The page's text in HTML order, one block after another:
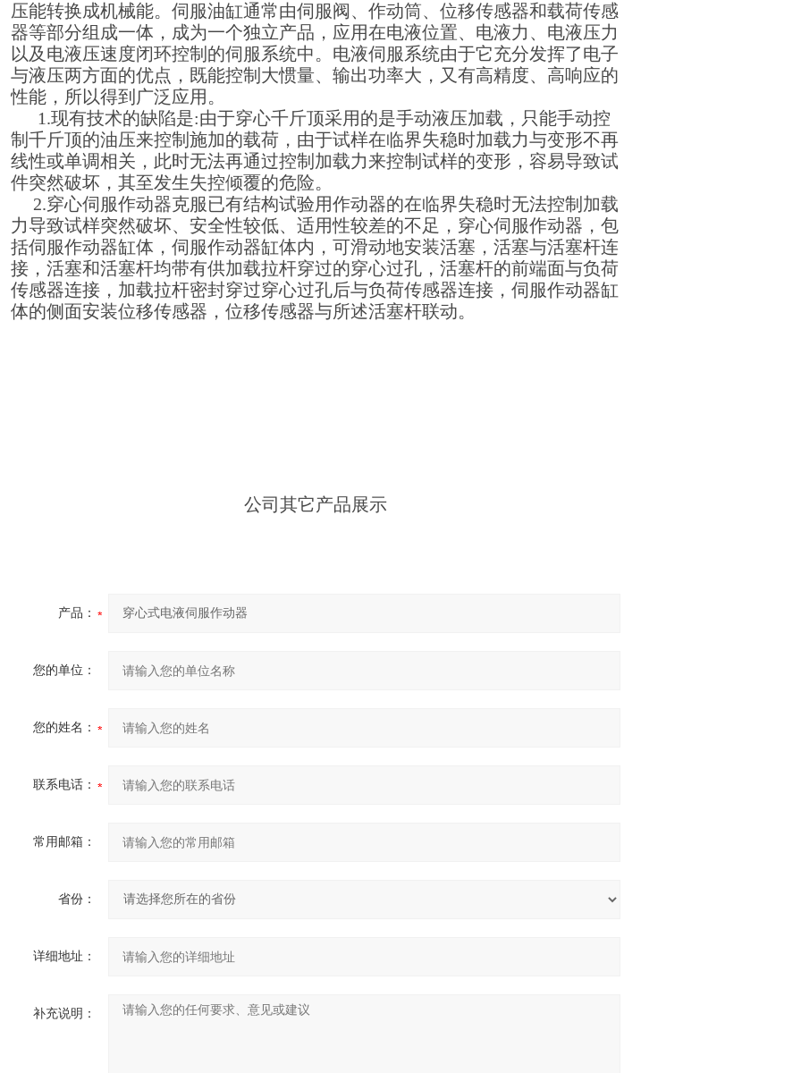
压能转换成机械能。伺服油缸通常由伺服阀、作动筒、位移传感器和载荷传感
器等部分组成一体，成为一个独立产品，应用在电液位置、电液力、电液压力
以及电液压速度闭环控制的伺服系统中。电液伺服系统由于它充分发挥了电子
与液压两方面的优点，既能控制大惯量、输出功率大，又有高精度、高响应的
性能，所以得到广泛应用。
1.现有技术的缺陷是:由于穿心千斤顶采用的是手动液压加载，只能手动控
制千斤顶的油压来控制施加的载荷，由于试样在临界失稳时加载力与变形不再
线性或单调相关，此时无法再通过控制加载力来控制试样的变形，容易导致试
件突然破坏，其至发生失控倾覆的危险。
2.穿心伺服作动器克服已有结构试验用作动器的在临界失稳时无法控制加载
力导致试样突然破坏、安全性较低、适用性较差的不足，穿心伺服作动器，包
括伺服作动器缸体，伺服作动器缸体内，可滑动地安装活塞，活塞与活塞杆连
接，活塞和活塞杆均带有供加载拉杆穿过的穿心过孔，活塞杆的前端面与负荷
传感器连接，加载拉杆密封穿过穿心过孔后与负荷传感器连接，伺服作动器缸
体的侧面安装位移传感器，位移传感器与所述活塞杆联动。
公司其它产品展示
产品：
您的单位：
您的姓名：
联系电话：
常用邮箱：
省份：
详细地址：
补充说明：